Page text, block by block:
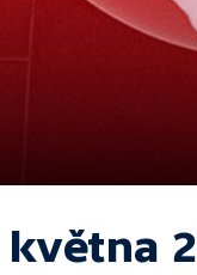
května